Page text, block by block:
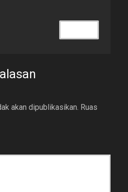
akan dipublikasikan. Ruas